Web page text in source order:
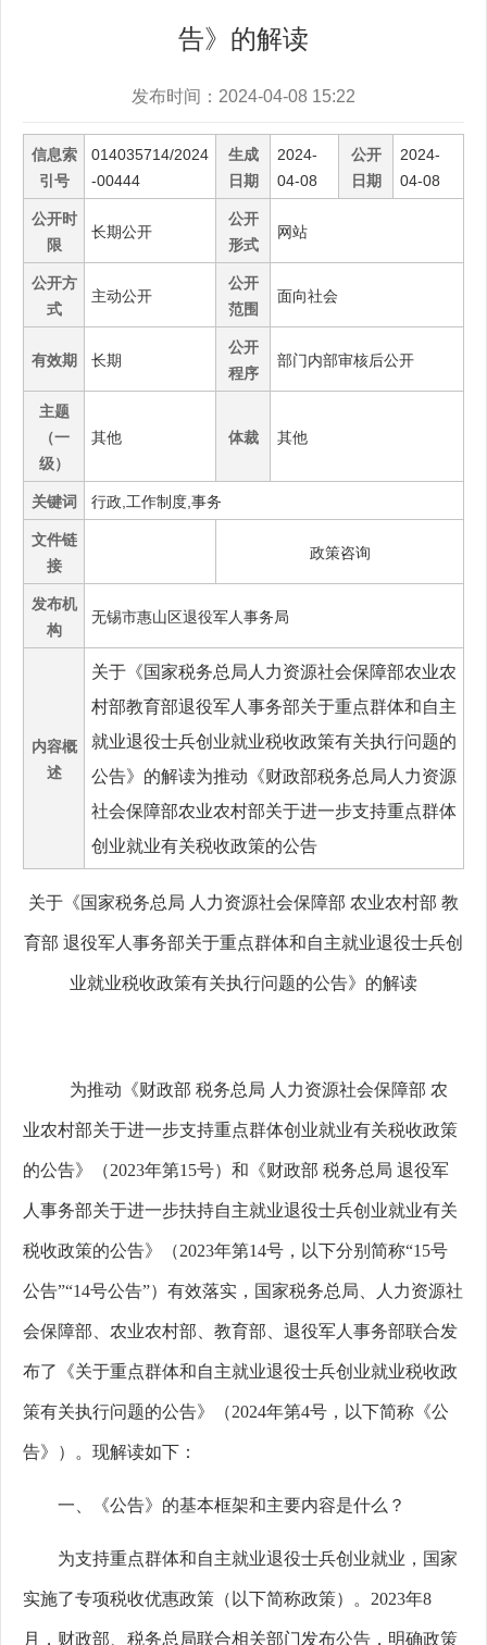
告》的解读
发布时间：2024-04-08 15:22
信息索
引号
014035714/2024
-00444
生成
日期
2024-
04-08
公开
日期
2024-
04-08
公开时
限
长期公开
公开
形式
网站
公开方
式
主动公开
公开
范围
面向社会
有效期 长期
公开
程序
部门内部审核后公开
主题
（一
级）
其他 体裁 其他
关键词 行政,工作制度,事务
文件链
接
政策咨询
发布机
构
无锡市惠山区退役军人事务局
内容概
述
关于《国家税务总局人力资源社会保障部农业农
村部教育部退役军人事务部关于重点群体和自主
就业退役士兵创业就业税收政策有关执行问题的
公告》的解读为推动《财政部税务总局人力资源
社会保障部农业农村部关于进一步支持重点群体
创业就业有关税收政策的公告
关于《国家税务总局 人力资源社会保障部 农业农村部 教
育部 退役军人事务部关于重点群体和自主就业退役士兵创
业就业税收政策有关执行问题的公告》的解读
为推动《财政部 税务总局 人力资源社会保障部 农
业农村部关于进一步支持重点群体创业就业有关税收政策
的公告》（2023年第15号）和《财政部 税务总局 退役军
人事务部关于进一步扶持自主就业退役士兵创业就业有关
税收政策的公告》（2023年第14号，以下分别简称“15号
公告”“14号公告”）有效落实，国家税务总局、人力资源社
会保障部、农业农村部、教育部、退役军人事务部联合发
布了《关于重点群体和自主就业退役士兵创业就业税收政
策有关执行问题的公告》（2024年第4号，以下简称《公
告》）。现解读如下：
一、《公告》的基本框架和主要内容是什么？
为支持重点群体和自主就业退役士兵创业就业，国家
实施了专项税收优惠政策（以下简称政策）。2023年8
月，财政部、税务总局联合相关部门发布公告，明确政策